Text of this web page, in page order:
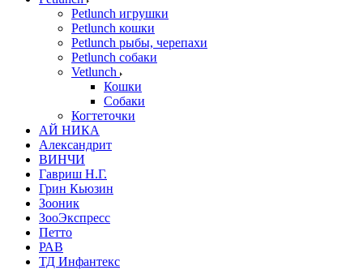
Petlunch игрушки
Petlunch кошки
Petlunch рыбы, черепахи
Petlunch собаки
Vetlunch
Кошки
Собаки
Когтеточки
АЙ НИКА
Александрит
ВИНЧИ
Гавриш Н.Г.
Грин Кьюзин
Зооник
ЗооЭкспресс
Петто
РАВ
ТД Инфантекс